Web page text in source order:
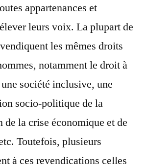
appartenances et
leurs voix. La plupart de
les mêmes droits
notamment le droit à
société inclusive, une
socio-politique de la
la crise économique et de
Toutefois, plusieurs
à ces revendications celles